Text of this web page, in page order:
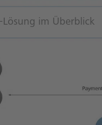
Lösung im Überblick